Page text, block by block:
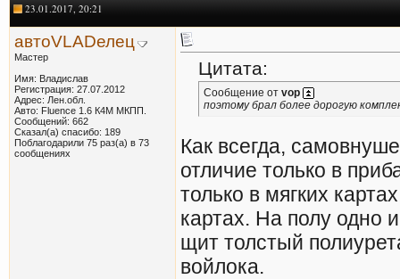
23.01.2017, 20:21
автоVLADелец
Мастер
Имя: Владислав
Регистрация: 27.07.2012
Адрес: Лен.обл.
Авто: Fluence 1.6 К4М МКПП.
Сообщений: 662
Сказал(а) спасибо: 189
Поблагодарили 75 раз(а) в 73
сообщениях
Цитата:
Сообщение от vop
поэтому брал более дорогую
Как всегда,
отличие только в
только в мягких
картах. На полу одно
щит толстый
войлока.